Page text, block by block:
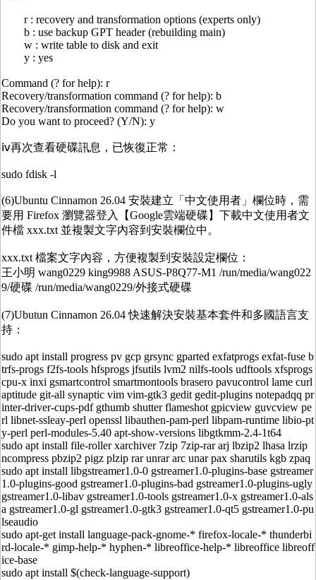
r : recovery and transformation options (experts only)
b : use backup GPT header (rebuilding main)
w : write table to disk and exit
y : yes
Command (? for help): r
Recovery/transformation command (? for help): b
Recovery/transformation command (? for help): w
Do you want to proceed? (Y/N): y
ⅳ再次查看硬碟訊息，已恢復正常：
sudo fdisk -l
(6)Ubuntu Cinnamon 26.04 安裝建立「中文使用者」欄位時，需
要用 Firefox 瀏覽器登入【Google雲端硬碟】下載中文使用者文
件檔 xxx.txt 並複製文字內容到安裝欄位中。
xxx.txt 檔案文字內容，方便複製到安裝設定欄位：
王小明 wang0229 king9988 ASUS-P8Q77-M1 /run/media/wang022
9/硬碟 /run/media/wang0229/外接式硬碟
(7)Ubutun Cinnamon 26.04 快速解決安裝基本套件和多國語言支
持：
sudo apt install progress pv gcp grsync gparted exfatprogs exfat-fuse b
trfs-progs f2fs-tools hfsprogs jfsutils lvm2 nilfs-tools udftools xfsprogs
cpu-x inxi gsmartcontrol smartmontools brasero pavucontrol lame curl
aptitude git-all synaptic vim vim-gtk3 gedit gedit-plugins notepadqq pr
inter-driver-cups-pdf gthumb shutter flameshot gpicview guvcview pe
rl libnet-ssleay-perl openssl libauthen-pam-perl libpam-runtime libio-pt
y-perl perl-modules-5.40 apt-show-versions libgtkmm-2.4-1t64
sudo apt install file-roller xarchiver 7zip 7zip-rar arj lbzip2 lhasa lrzip
ncompress pbzip2 pigz plzip rar unrar arc unar pax sharutils kgb zpaq
sudo apt install libgstreamer1.0-0 gstreamer1.0-plugins-base gstreamer
1.0-plugins-good gstreamer1.0-plugins-bad gstreamer1.0-plugins-ugly
gstreamer1.0-libav gstreamer1.0-tools gstreamer1.0-x gstreamer1.0-als
a gstreamer1.0-gl gstreamer1.0-gtk3 gstreamer1.0-qt5 gstreamer1.0-pu
lseaudio
sudo apt-get install language-pack-gnome-* firefox-locale-* thunderbi
rd-locale-* gimp-help-* hyphen-* libreoffice-help-* libreoffice libreoff
ice-base
sudo apt install $(check-language-support)